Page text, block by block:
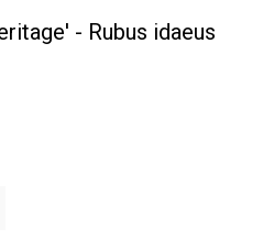
- Rubus idaeus